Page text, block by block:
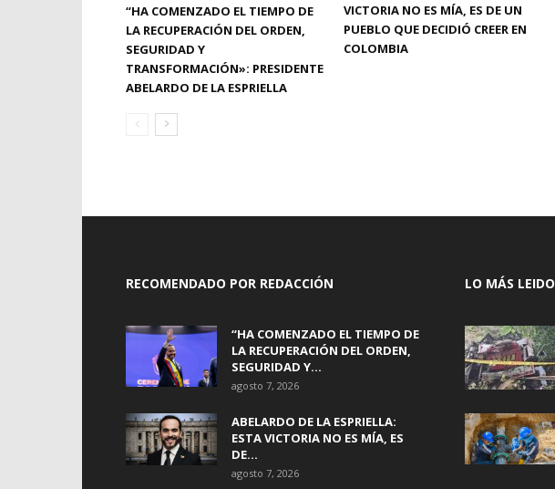
“HA COMENZADO EL TIEMPO DE
LA RECUPERACIÓN DEL ORDEN,
SEGURIDAD Y
TRANSFORMACIÓN»: PRESIDENTE
ABELARDO DE LA ESPRIELLA
VICTORIA NO ES MÍA, ES DE UN
PUEBLO QUE DECIDIÓ CREER EN
COLOMBIA
RECOMENDADO POR REDACCIÓN
“HA COMENZADO EL TIEMPO DE
LA RECUPERACIÓN DEL ORDEN,
SEGURIDAD Y...
agosto 7, 2026
ABELARDO DE LA ESPRIELLA:
ESTA VICTORIA NO ES MÍA, ES
DE...
agosto 7, 2026
LO MÁS LEIDO